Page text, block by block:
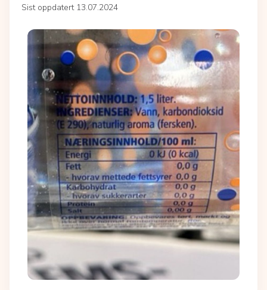
Sist oppdatert 13.07.2024